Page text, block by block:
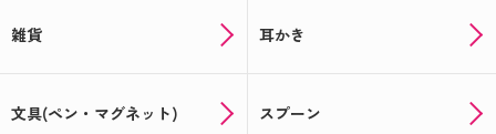
雑貨 耳かき
文具(ペン・マグネット) スプーン